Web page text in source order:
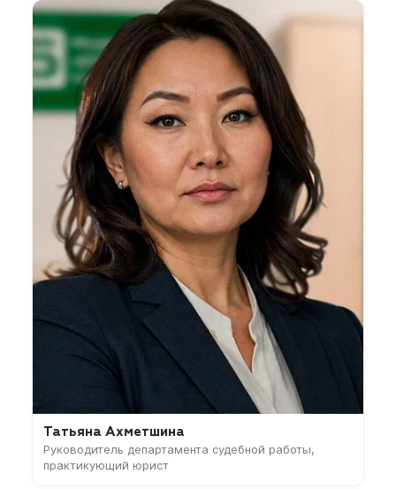
Татьяна Ахметшина
Руководитель департамента судебной работы,
практикующий юрист